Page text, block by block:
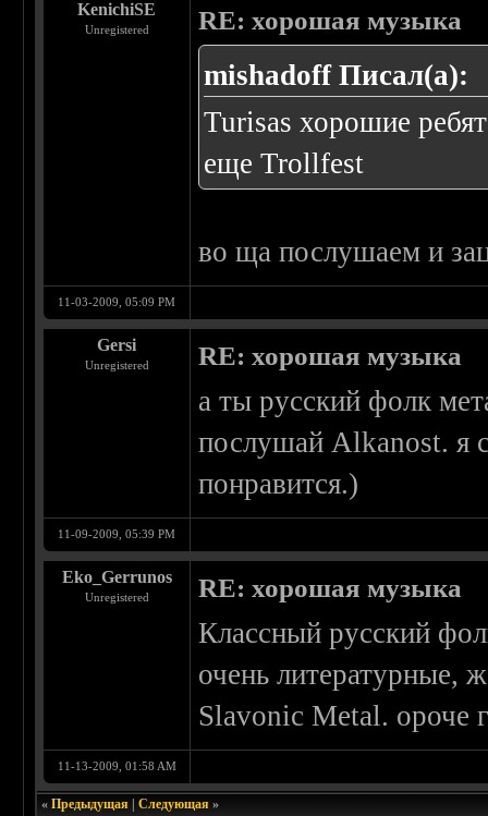
KenichiSE
Unregistered RE: хорошая музыка
mishadoff Писал(а):
Turisas хорошие
еще Trollfest
во ща послушаем и
11-03-2009, 05:09 PM
Gersi
Unregistered RE: хорошая музыка
а ты русский фолк
послушай Alkanost. я
понравится.)
11-09-2009, 05:39 PM
Eko_Gerrunos
Unregistered RE: хорошая музыка
Классный русский
очень литературные,
Slavonic Metal. ороче
11-13-2009, 01:58 AM
«Предыдущая |Следующая »